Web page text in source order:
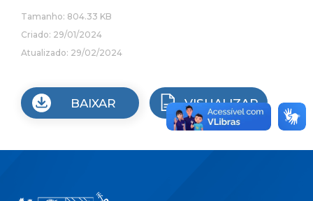
Tamanho: 804.33 KB
Criado: 29/01/2024
Atualizado: 29/02/2024
BAIXAR VISUALIZAR